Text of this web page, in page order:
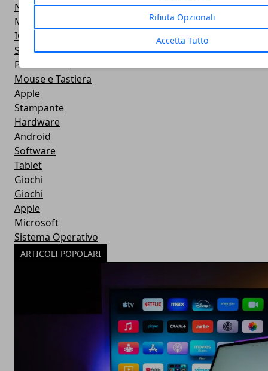
Rifiuta Opzionali
Accetta Tutto
Notebook
Monitor
IOS
Smartwatch
Power Bank
Mouse e Tastiera
Apple
Stampante
Hardware
Android
Software
Tablet
Giochi
Giochi
Apple
Microsoft
Sistema Operativo
ARTICOLI POPOLARI